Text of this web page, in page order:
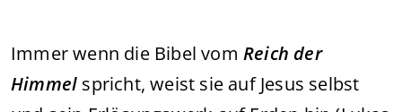
Immer wenn die Bibel vom Reich der
Himmel spricht, weist sie auf Jesus selbst